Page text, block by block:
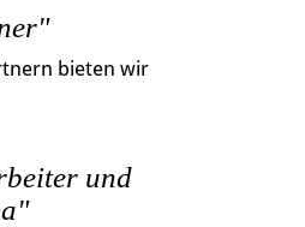
bieten wir
und